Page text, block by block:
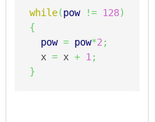
while(pow != 128)
{
pow = pow*2 ;
  x
= x + 1 ;
}